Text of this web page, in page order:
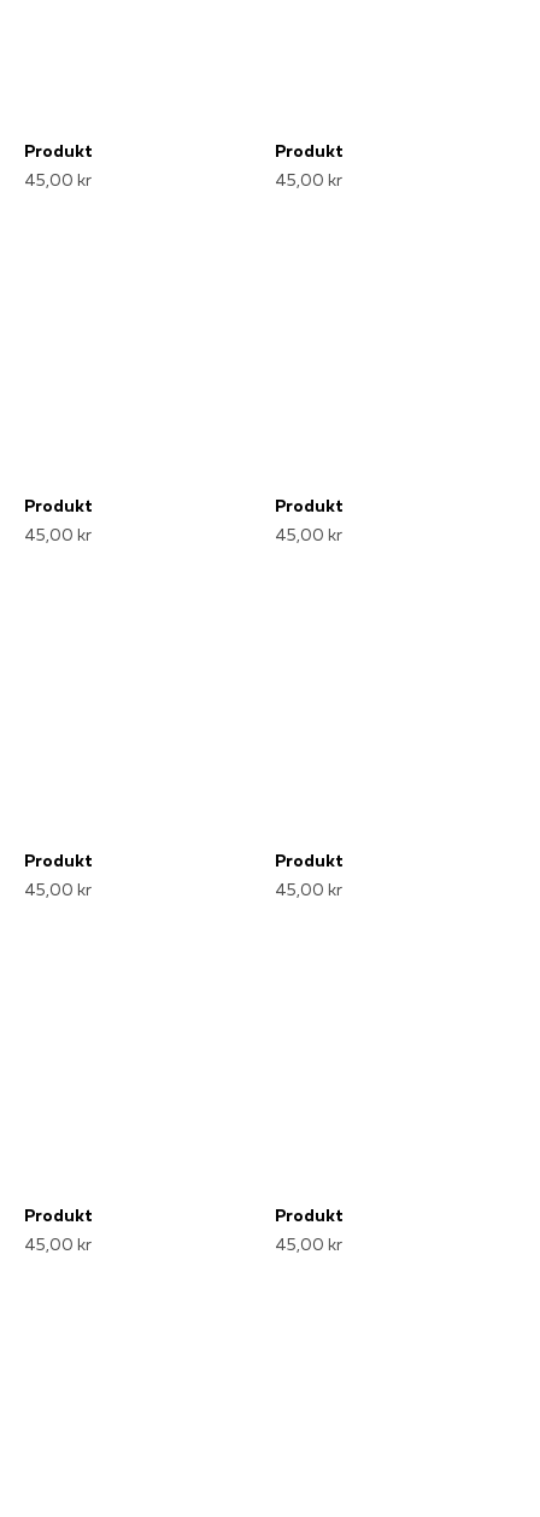
Produkt
45,00 kr
Produkt
45,00 kr
Produkt
45,00 kr
Produkt
45,00 kr
Produkt
45,00 kr
Produkt
45,00 kr
Produkt
45,00 kr
Produkt
45,00 kr